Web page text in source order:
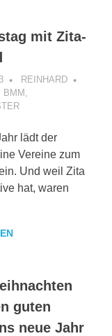
mit Zita-
REINHARD
BMM
lädt der
Vereine zum
Und weil Zita
hat, waren
guten
neue Jahr